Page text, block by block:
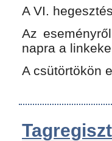
A VI.
Az
napra a
A csütörtökön